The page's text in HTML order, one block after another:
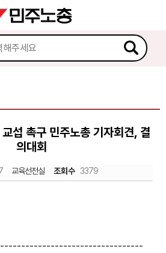
섭 촉구 민주노총 기자회견, 결
의대회
교육선전실 조회수 3379
스케치북5
스케치북5